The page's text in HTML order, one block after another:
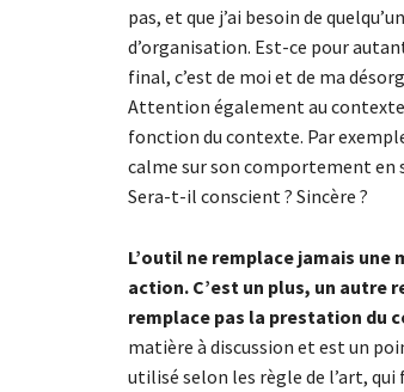
pas, et que j’ai besoin de
d’organisation. Est-ce pour
final, c’est de moi et de ma
Attention également au
fonction du contexte. Par
calme sur son comportement
Sera-t-il conscient ? Sincère ?
L’outil ne remplace jamais
action. C’est un plus, un autre
remplace pas la prestation du
matière à discussion et est un
utilisé selon les règle de l’art,